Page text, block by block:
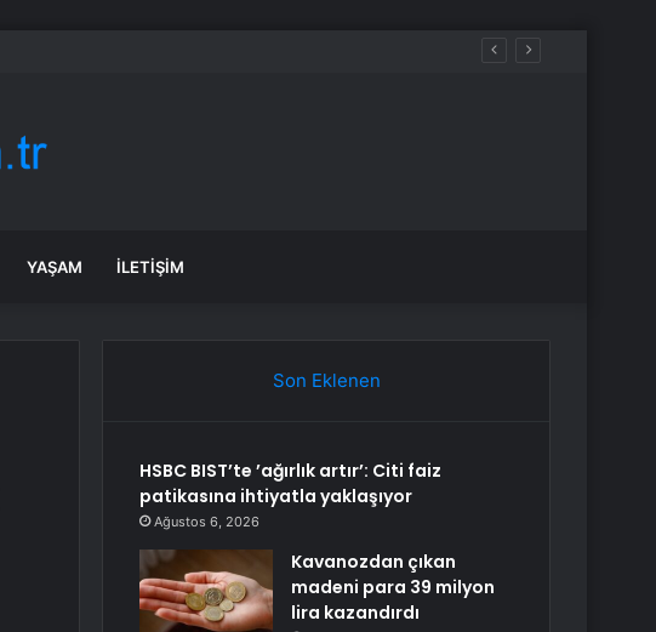
YAŞAM İLETIŞIM
Son Eklenen
HSBC BIST’te ’ağırlık artır’: Citi faiz
patikasına ihtiyatla yaklaşıyor
Ağustos 6, 2026
Kavanozdan çıkan
madeni para 39 milyon
lira kazandırdı